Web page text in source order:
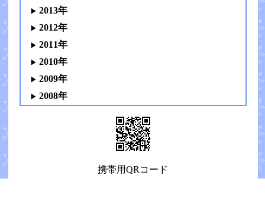
2013年
2012年
2011年
2010年
2009年
2008年
携帯用QRコード